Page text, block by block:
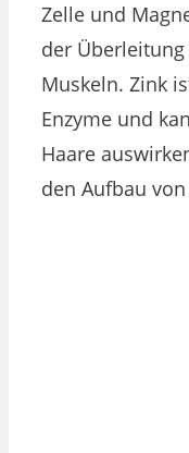
Zelle und
der
Muskeln. Zink
Enzyme und
Haare
den Aufbau